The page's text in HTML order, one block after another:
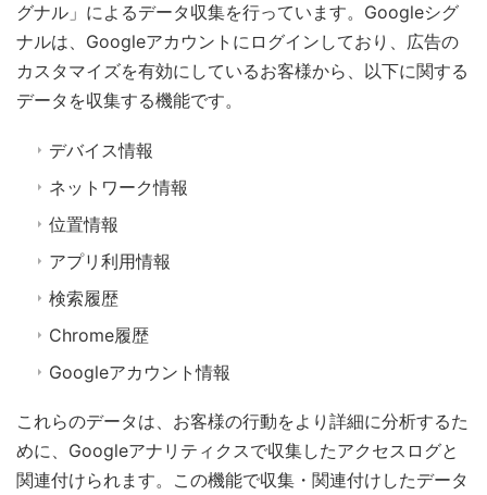
グナル」によるデータ収集を行っています。Googleシグ
ナルは、Googleアカウントにログインしており、広告の
カスタマイズを有効にしているお客様から、以下に関する
データを収集する機能です。
デバイス情報
ネットワーク情報
位置情報
アプリ利用情報
検索履歴
Chrome履歴
Googleアカウント情報
これらのデータは、お客様の行動をより詳細に分析するた
めに、Googleアナリティクスで収集したアクセスログと
関連付けられます。この機能で収集・関連付けしたデータ